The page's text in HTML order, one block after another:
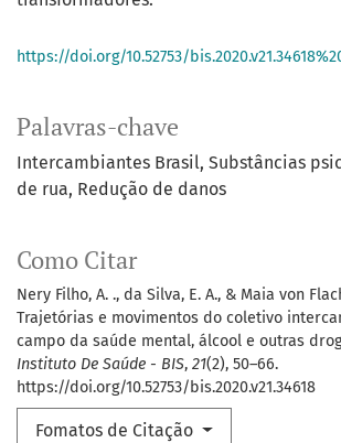
Palavras-chave
Intercambiantes Brasil Substâncias
de rua Redução de danos
Como Citar
Nery Filho, A. ., da Silva, E. A., & Maia von
Trajetórias e movimentos do coletivo
campo da saúde mental, álcool e outras
Instituto De Saúde - BIS, 21(2), 50–66.
https://doi.org/10.52753/bis.2020.v21.34618
Fomatos de Citação
https://doi.org/10.52753/